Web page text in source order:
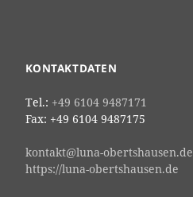
KONTAKTDATEN
Tel.: +49 6104 9487171
Fax: +49 6104 9487175
kontakt@luna-obertshausen.de
https://luna-obertshausen.de